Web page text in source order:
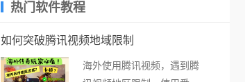
热门软件教程
如何突破腾讯视频地域限制
海外使用腾讯视频，遇到腾